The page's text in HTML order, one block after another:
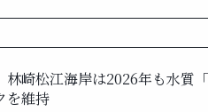
林崎松江海岸は2026年も水質
を維持